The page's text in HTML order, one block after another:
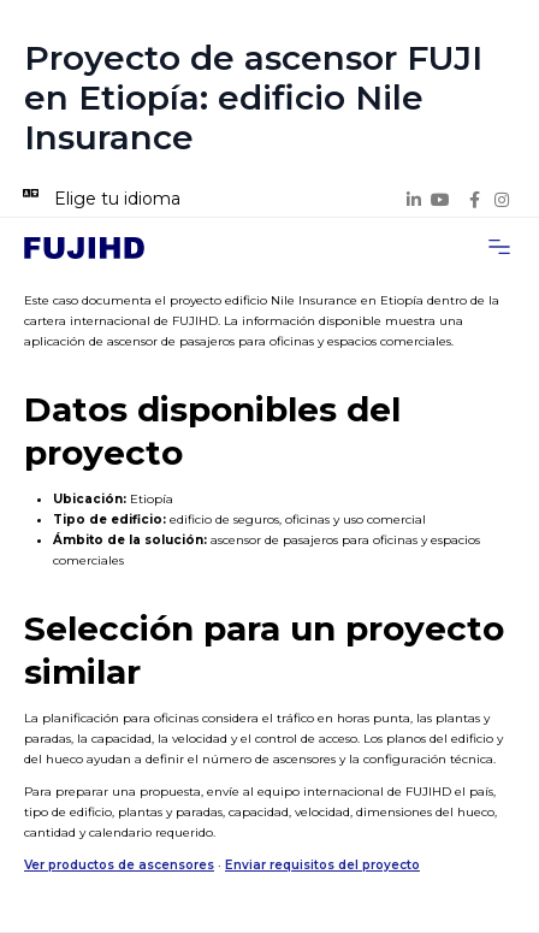
Proyecto de ascensor FUJI
en Etiopía: edificio Nile
Insurance
Elige tu idioma
Este caso documenta el proyecto edificio Nile Insurance en Etiopía dentro de la
cartera internacional de FUJIHD. La información disponible muestra una
aplicación de ascensor de pasajeros para oficinas y espacios comerciales.
Datos disponibles del
proyecto
Ubicación: Etiopía
Tipo de edificio: edificio de seguros, oficinas y uso comercial
Ámbito de la solución: ascensor de pasajeros para oficinas y espacios
comerciales
Selección para un proyecto
similar
La planificación para oficinas considera el tráfico en horas punta, las plantas y
paradas, la capacidad, la velocidad y el control de acceso. Los planos del edificio y
del hueco ayudan a definir el número de ascensores y la configuración técnica.
Para preparar una propuesta, envíe al equipo internacional de FUJIHD el país,
tipo de edificio, plantas y paradas, capacidad, velocidad, dimensiones del hueco,
cantidad y calendario requerido.
Ver productos de ascensores · Enviar requisitos del proyecto